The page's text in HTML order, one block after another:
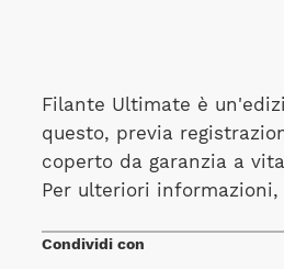
Filante Ultimate è
questo, previa
coperto da garanzia a
Per ulteriori informazioni,
Condividi con